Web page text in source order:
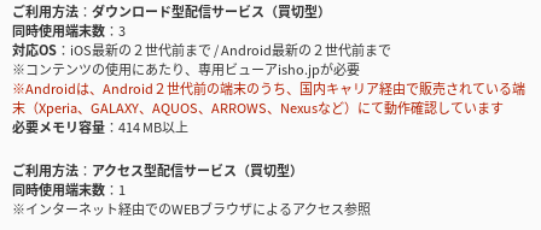
ご利用方法
ダウンロード型配信サービス（買切型）
同時使用端末数
3
対応OS
iOS最新の２世代前まで / Android最新の２世代前まで
※コンテンツの使用にあたり、専用ビューアisho.jpが必要
※Androidは、Android２世代前の端末のうち、国内キャリア経由で販売されている端
末（Xperia、GALAXY、AQUOS、ARROWS、Nexusなど）にて動作確認しています
必要メモリ容量
414 MB以上
ご利用方法
アクセス型配信サービス（買切型）
同時使用端末数
1
※インターネット経由でのWEBブラウザによるアクセス参照